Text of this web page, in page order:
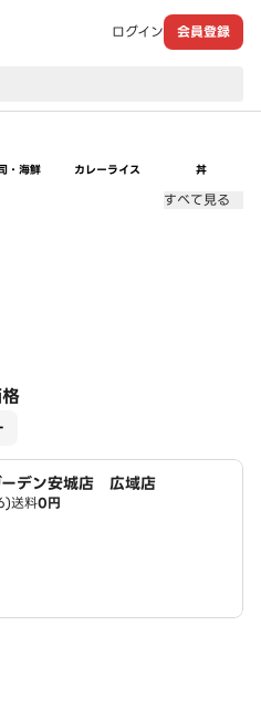
ログイン 会員登録
・海鮮 カレーライス 丼
すべて見る
ーデン安城店 広域店
送料0円